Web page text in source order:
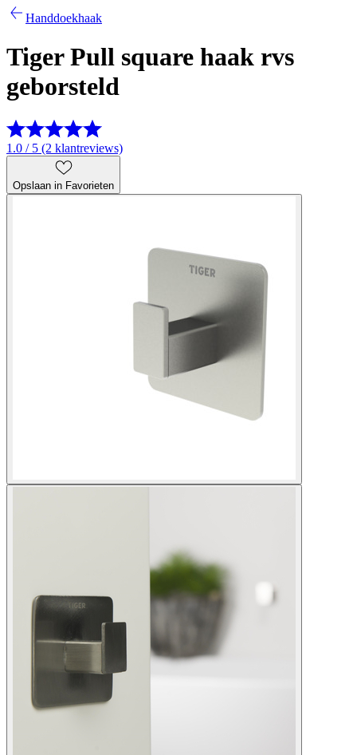
Handdoekhaak
Tiger Pull square haak rvs
geborsteld
1.0 / 5 (2 klantreviews)
Opslaan in Favorieten